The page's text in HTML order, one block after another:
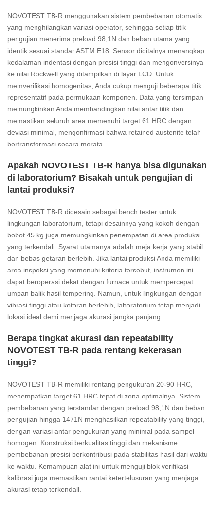
NOVOTEST TB-R menggunakan sistem pembebanan otomatis
yang menghilangkan variasi operator, sehingga setiap titik
pengujian menerima preload 98,1N dan beban utama yang
identik sesuai standar ASTM E18. Sensor digitalnya menangkap
kedalaman indentasi dengan presisi tinggi dan mengonversinya
ke nilai Rockwell yang ditampilkan di layar LCD. Untuk
memverifikasi homogenitas, Anda cukup menguji beberapa titik
representatif pada permukaan komponen. Data yang tersimpan
memungkinkan Anda membandingkan nilai antar titik dan
memastikan seluruh area memenuhi target 61 HRC dengan
deviasi minimal, mengonfirmasi bahwa retained austenite telah
bertransformasi secara merata.
Apakah NOVOTEST TB-R hanya bisa digunakan
di laboratorium? Bisakah untuk pengujian di
lantai produksi?
NOVOTEST TB-R didesain sebagai bench tester untuk
lingkungan laboratorium, tetapi desainnya yang kokoh dengan
bobot 45 kg juga memungkinkan penempatan di area produksi
yang terkendali. Syarat utamanya adalah meja kerja yang stabil
dan bebas getaran berlebih. Jika lantai produksi Anda memiliki
area inspeksi yang memenuhi kriteria tersebut, instrumen ini
dapat beroperasi dekat dengan furnace untuk mempercepat
umpan balik hasil tempering. Namun, untuk lingkungan dengan
vibrasi tinggi atau kotoran berlebih, laboratorium tetap menjadi
lokasi ideal demi menjaga akurasi jangka panjang.
Berapa tingkat akurasi dan repeatability
NOVOTEST TB-R pada rentang kekerasan
tinggi?
NOVOTEST TB-R memiliki rentang pengukuran 20-90 HRC,
menempatkan target 61 HRC tepat di zona optimalnya. Sistem
pembebanan yang terstandar dengan preload 98,1N dan beban
pengujian hingga 1471N menghasilkan repeatability yang tinggi,
dengan variasi antar pengukuran yang minimal pada sampel
homogen. Konstruksi berkualitas tinggi dan mekanisme
pembebanan presisi berkontribusi pada stabilitas hasil dari waktu
ke waktu. Kemampuan alat ini untuk menguji blok verifikasi
kalibrasi juga memastikan rantai ketertelusuran yang menjaga
akurasi tetap terkendali.